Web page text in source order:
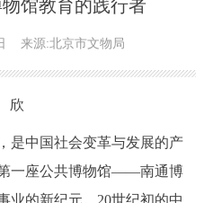
馆教育的践行者
来源:北京市文物局
欣
中国社会变革与发展的产
一座公共博物馆——南通博
业的新纪元。20世纪初的中